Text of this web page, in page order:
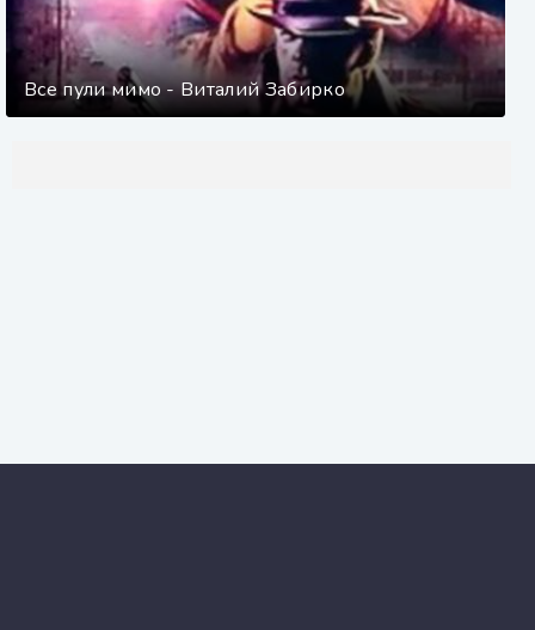
Все пули мимо - Виталий Забирко